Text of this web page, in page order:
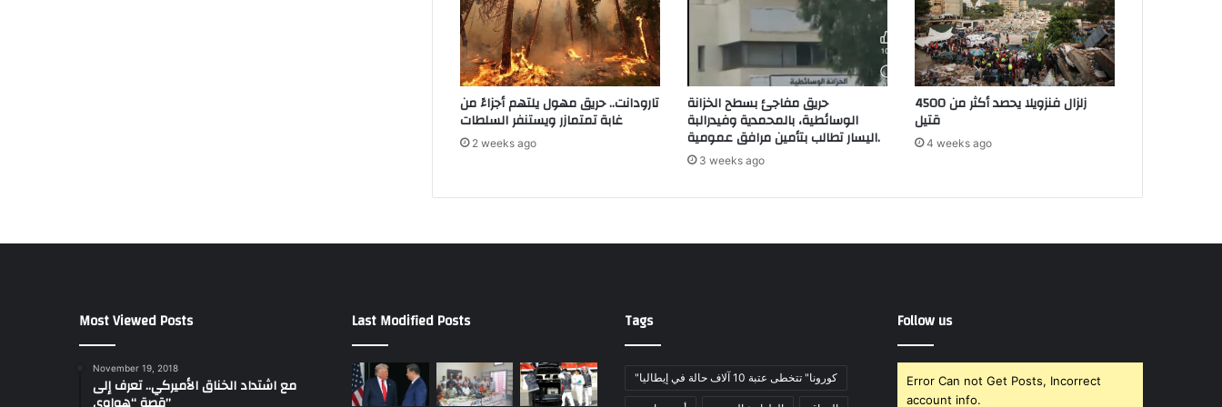
ل
ي
ة
إ
ذ
ا
ت
م
ا
د
ر
ي
و
ك
س
م
ا
ن
ب
ط
ن
ر
تارودانت.. حريق مهول يلتهم أجزاءً من
غابة تمتمازر ويستنفر السلطات
2 weeks ago
حريق مفاجئ بسطح الخزانة
الوسائطية، بالمحمدية وفيدرالبة
اليسار تطالب بتأمين مرافق عمومية.
3 weeks ago
زلزال فنزويلا يحصد أكثر من 4500
قتيل
4 weeks ago
Most Viewed Posts
November 19, 2018
مع اشتداد الخناق الأميركي.. تعرف إلى
Last Modified Posts Tags
"كورونا" تتخطى عتبة 10 آلاف حالة في إيطاليا
Follow us
Error Can not Get Posts, Incorrect
account info.